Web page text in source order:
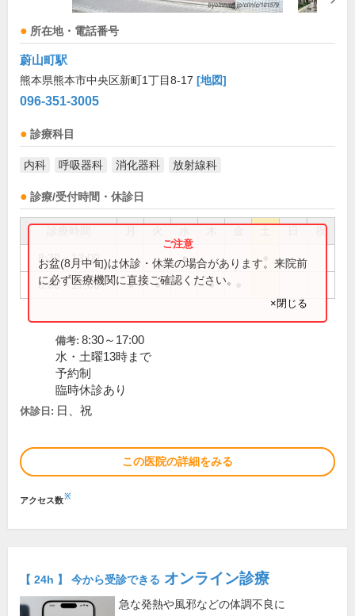
所在地・電話番号
蔚山町駅
熊本県熊本市中央区新町1丁目8-17 [地図]
096-351-3005
診療科目
内科 呼吸器科 消化器科 放射線科
診療/受付時間・休診日
祝
8:30～13:00 ●
8:30～17:00 ● ● ●
お盆(8月中旬)は休診・休業の場合があります。来院前
に必ず医療機関に直接ご確認ください。
×閉じる
備考: 8:30～17:00
水・土曜13時まで
予約制
臨時休診あり
休診日: 日、祝
この医院の詳細をみる
アクセス数※
【 24h 】 今から受診できる オンライン診療
急な発熱や風邪などの体調不良に